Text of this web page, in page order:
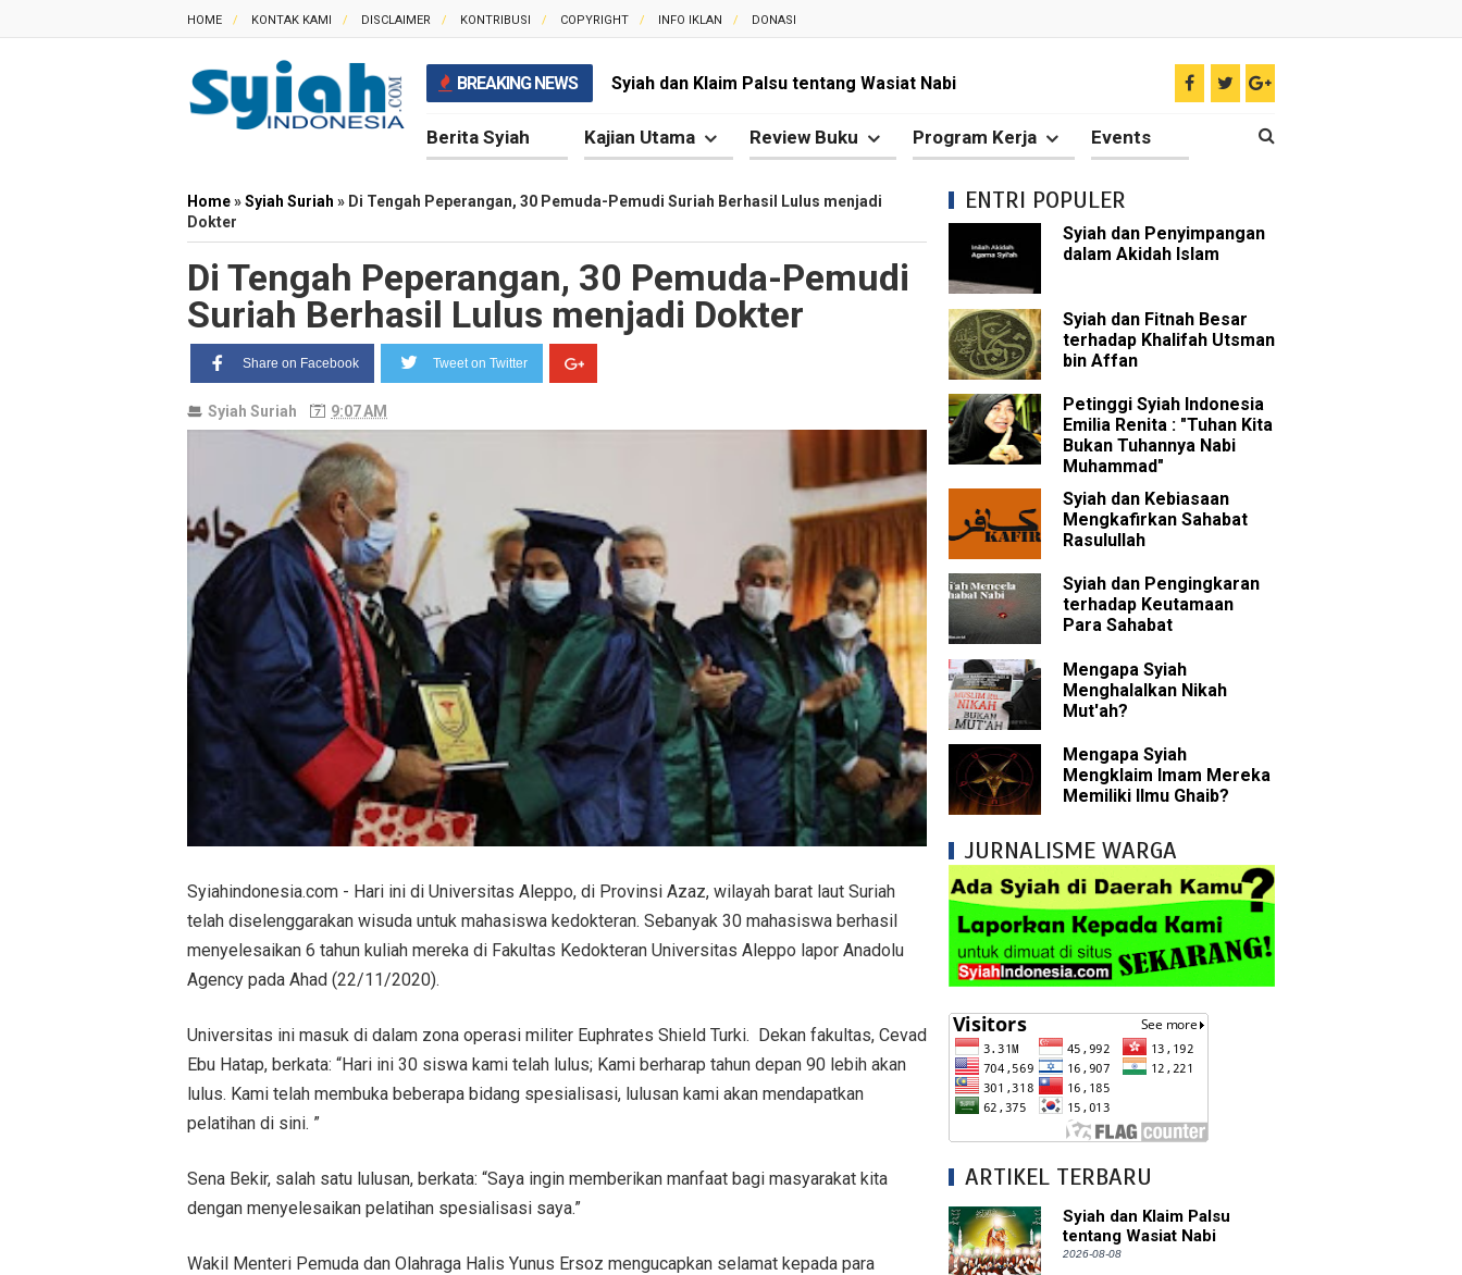
HOME KONTAK KAMI DISCLAIMER KONTRIBUSI COPYRIGHT INFO IKLAN DONASI
BREAKING NEWS Syiah dan Klaim Palsu tentang Wasiat Nabi
Kesalahan Syiah dalam Memahami Ayat Tathir
Syiah dan Penggunaan Ayat Al-Qur'an secara Keliru
Kesalahan Besar Syiah dalam Menafsirkan Dalil tentang Ahlul Bait
Syiah dan Kebencian terhadap Khalifah yang Diakui oleh Islam
Syiah dan Pengingkaran terhadap Keutamaan Para Sahabat
Mengapa Syiah Mengklaim Imam Mereka Memiliki Ilmu Ghaib?
Mengapa Syiah Menganggap Semua Sahabat Nabi Pengkhianat?
Syiah dan Kebiasaan Mengkafirkan Sahabat Rasulullah
Kesalahan Syiah dalam Menyikapi Peran Sahabat Nabi
Syiah dan Pengingkaran terhadap Hadis Shahih Sunni
Syiah dan Fitnah Besar terhadap Khalifah Utsman bin Affan
Mengapa Syiah Menghalalkan Nikah Mut'ah?
Syiah dan Penyelewengan dalam Pemahaman tentang Khalifah
Syiah dan Penyimpangan dalam Akidah Islam
Kesalahan Syiah dalam Menyikapi Khalifah Abu Bakar
Syiah dan Konsep Imamah yang Tidak Masuk Akal dalam Islam
Syiah dan Ketidakkonsistenan dalam Konsep Mahdi
Syiah dan Kedustaan tentang Hak Kekhalifahan
Berita Syiah Kajian Utama Review Buku Program Kerja Events
Home»Syiah Suriah » Di Tengah Peperangan, 30 Pemuda-Pemudi Suriah Berhasil Lulus menjadi
Dokter
Di Tengah Peperangan, 30 Pemuda-Pemudi
Suriah Berhasil Lulus menjadi Dokter
Share on Facebook Tweet on Twitter
Syiah Suriah 9:07 AM
Syiahindonesia.com - Hari ini di Universitas Aleppo, di Provinsi Azaz, wilayah barat laut Suriah
telah diselenggarakan wisuda untuk mahasiswa kedokteran. Sebanyak 30 mahasiswa berhasil
menyelesaikan 6 tahun kuliah mereka di Fakultas Kedokteran Universitas Aleppo lapor Anadolu
Agency pada Ahad (22/11/2020).
Universitas ini masuk di dalam zona operasi militer Euphrates Shield Turki. Dekan fakultas, Cevad
Ebu Hatap, berkata: “Hari ini 30 siswa kami telah lulus; Kami berharap tahun depan 90 lebih akan
lulus. Kami telah membuka beberapa bidang spesialisasi, lulusan kami akan mendapatkan
pelatihan di sini. ”
Sena Bekir, salah satu lulusan, berkata: “Saya ingin memberikan manfaat bagi masyarakat kita
dengan menyelesaikan pelatihan spesialisasi saya.”
Wakil Menteri Pemuda dan Olahraga Halis Yunus Ersoz mengucapkan selamat kepada para
ENTRI POPULER
Syiah dan Penyimpangan
dalam Akidah Islam
Syiah dan Fitnah Besar
terhadap Khalifah Utsman
bin Affan
Petinggi Syiah Indonesia
Emilia Renita : "Tuhan Kita
Bukan Tuhannya Nabi
Muhammad"
Syiah dan Kebiasaan
Mengkafirkan Sahabat
Rasulullah
Syiah dan Pengingkaran
terhadap Keutamaan
Para Sahabat
Mengapa Syiah
Menghalalkan Nikah
Mut'ah?
Mengapa Syiah
Mengklaim Imam Mereka
Memiliki Ilmu Ghaib?
JURNALISME WARGA
ARTIKEL TERBARU
Syiah dan Klaim Palsu
tentang Wasiat Nabi
2026-08-08